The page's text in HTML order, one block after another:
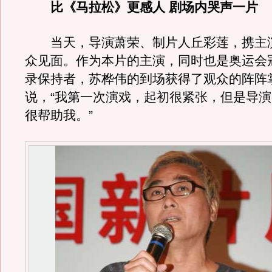
比《马拉松》更感人 剧场内哭声一片
当天，导演萧荣、制片人丘彩莲，携主
众见面。作为本片的主演，同时也是奥运会
录保持者，苏桦伟的到场获得了观众的阵阵
说，“我第一次演戏，起初很紧张，但是导
很帮助我。”